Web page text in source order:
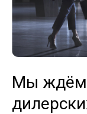
Мы ждём